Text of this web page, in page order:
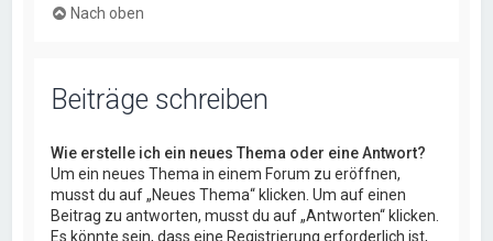
Nach oben
Beiträge schreiben
Wie erstelle ich ein neues Thema oder eine Antwort?
Um ein neues Thema in einem Forum zu eröffnen,
musst du auf „Neues Thema“ klicken. Um auf einen
Beitrag zu antworten, musst du auf „Antworten“ klicken.
Es könnte sein, dass eine Registrierung erforderlich ist,